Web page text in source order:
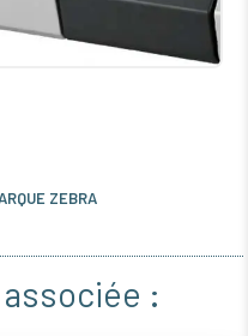
ZEBRA
: